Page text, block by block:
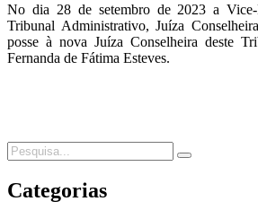
No dia 28 de setembro de 2023 a Vice-
Tribunal Administrativo, Juíza
posse à nova Juíza Conselheira deste
Fernanda de Fátima Esteves.
Categorias